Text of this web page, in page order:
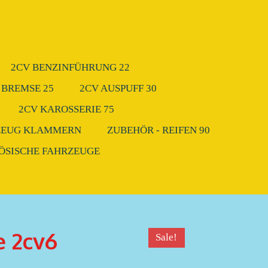
2CV BENZINFÜHRUNG 22
25
2CV AUSPUFF 30
2CV KAROSSERIE 75
KLAMMERN
ZUBEHÖR - REIFEN 90
FAHRZEUGE
2cv6 Sale!